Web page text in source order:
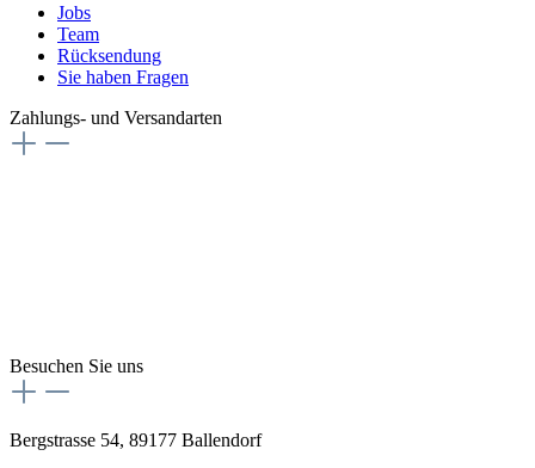
Jobs
Team
Rücksendung
Sie haben Fragen
Zahlungs- und Versandarten
Besuchen Sie uns
Bergstrasse 54, 89177 Ballendorf